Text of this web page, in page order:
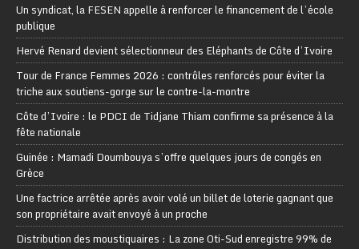
Un syndicat, la FESEN appelle à renforcer le financement de l’école
publique
Hervé Renard devient sélectionneur des Eléphants de Côte d’Ivoire
Tour de France Femmes 2026 : contrôles renforcés pour éviter la
triche aux soutiens-gorge sur le contre-la-montre
Côte d’Ivoire : le PDCI de Tidjane Thiam confirme sa présence à la
fête nationale
Guinée : Mamadi Doumbouya s’offre quelques jours de congés en
Grèce
Une factrice arrêtée après avoir volé un billet de loterie gagnant que
son propriétaire avait envoyé à un proche
Distribution des moustiquaires : La zone Oti-Sud enregistre 99% de